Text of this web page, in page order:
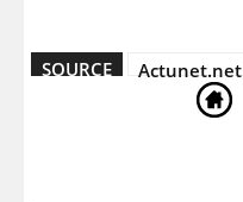
SOURCE Actunet.net